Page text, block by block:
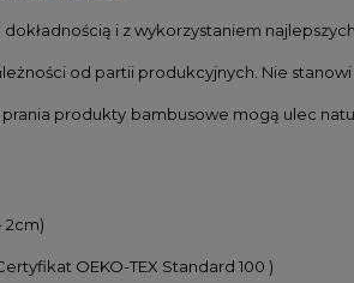
i z wykorzystaniem
od partii produkcyjnych. Nie
produkty bambusowe mogą ulec
2cm)
OEKO-TEX Standard 100 )